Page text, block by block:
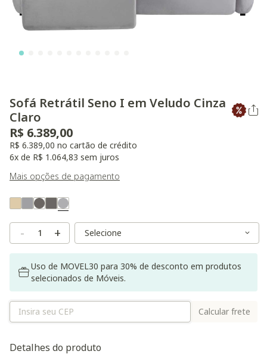
Sofá Retrátil Seno I em Veludo Cinza
Claro
R$ 6.389,00
R$ 6.389,00 no cartão de crédito
6x de R$ 1.064,83 sem juros
Mais opções de pagamento
Variant Real Color
Selected
- + Variant Size
Variant Size
Uso de MOVEL30 para 30% de desconto em produtos
selecionados de Móveis.
Calcular frete
Detalhes do produto